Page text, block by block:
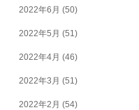
2022年6月 (50)
2022年5月 (51)
2022年4月 (46)
2022年3月 (51)
2022年2月 (54)